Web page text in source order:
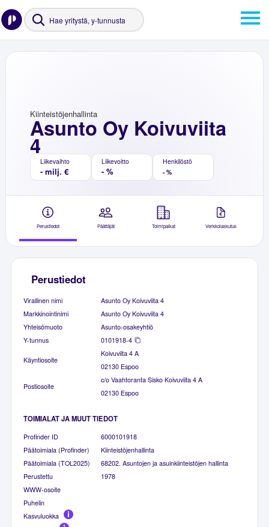
Asunto Oy Koivuviita
4
Kiinteistöjenhallinta
Liikevaihto
- milj. €
Liikevoitto
- %
Henkilöstö
- %
Perustiedot Päättäjät Toimipaikat Verkkolaskutus
Perustiedot
Virallinen nimi
Asunto Oy Koivuviita 4
Markkinointinimi
Asunto Oy Koivuviita 4
Yhteisömuoto
Asunto-osakeyhtiö
Y-tunnus
0101918-4
Käyntiosoite
Koivuviita 4 A
02130 Espoo
Postiosoite
c/o Vaahtoranta Sisko Koivuviita 4 A
02130 Espoo
TOIMIALAT JA MUUT TIEDOT
Profinder ID
6000101918
Päätoimiala (Profinder)
Kiinteistöjenhallinta
Päätoimiala (TOL2025)
68202. Asuntojen ja asuinkiinteistöjen hallinta
Perustettu
1978
WWW-osoite
Puhelin
Kasvuluokka